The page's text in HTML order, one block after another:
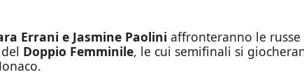
Errani e Jasmine Paolini affronteranno le
Doppio Femminile, le cui semifinali si